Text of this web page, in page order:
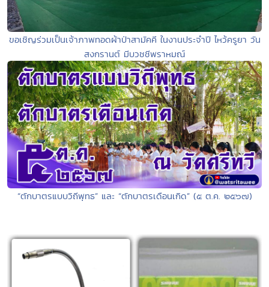
ขอเชิญร่วมเป็นเจ้าภาพทอดผ้าป่าสามัคคี ในงานประจำปี ไหว้ครูยา วัน
สงกรานต์ มีบวชชีพราหมณ์
“ตักบาตรแบบวิถีพุทธ” และ “ตักบาตรเดือนเกิด” (๕ ต.ค. ๒๕๖๗)